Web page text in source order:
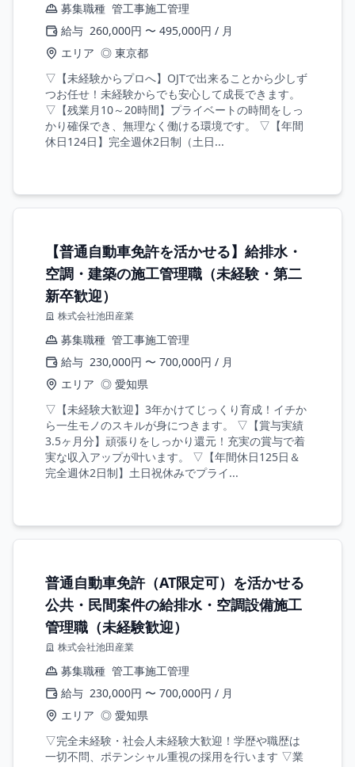
募集職種 管工事施工管理
給与 260,000円 〜 495,000円 / 月
エリア ◎ 東京都
▽【未経験からプロへ】OJTで出来ることから少しず
つお任せ！未経験からでも安心して成長できます。
▽【残業月10～20時間】プライベートの時間をしっ
かり確保でき、無理なく働ける環境です。 ▽【年間
休日124日】完全週休2日制（土日...
【普通自動車免許を活かせる】給排水・
空調・建築の施工管理職（未経験・第二
新卒歓迎）
株式会社池田産業
募集職種 管工事施工管理
給与 230,000円 〜 700,000円 / 月
エリア ◎ 愛知県
▽【未経験大歓迎】3年かけてじっくり育成！イチか
ら一生モノのスキルが身につきます。 ▽【賞与実績
3.5ヶ月分】頑張りをしっかり還元！充実の賞与で着
実な収入アップが叶います。 ▽【年間休日125日＆
完全週休2日制】土日祝休みでプライ...
普通自動車免許（AT限定可）を活かせる
公共・民間案件の給排水・空調設備施工
管理職（未経験歓迎）
株式会社池田産業
募集職種 管工事施工管理
給与 230,000円 〜 700,000円 / 月
エリア ◎ 愛知県
▽完全未経験・社会人未経験大歓迎！学歴や職歴は
一切不問、ポテンシャル重視の採用を行います ▽業